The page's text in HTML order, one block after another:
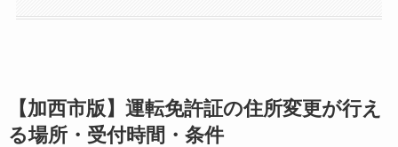
【加西市版】運転免許証の住所変更が行え
る場所・受付時間・条件